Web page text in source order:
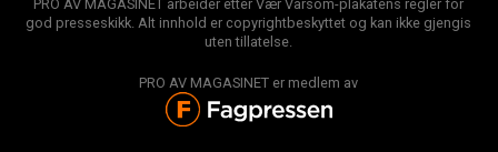
PRO AV MAGASINET arbeider etter Vær Varsom-plakatens regler for
god presseskikk. Alt innhold er copyrightbeskyttet og kan ikke gjengis
uten tillatelse.
PRO AV MAGASINET er medlem av